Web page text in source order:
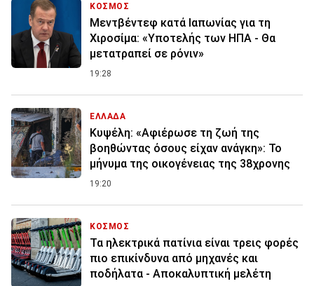
ΚΟΣΜΟΣ
Μεντβέντεφ κατά Ιαπωνίας για τη
Χιροσίμα: «Υποτελής των ΗΠΑ - Θα
μετατραπεί σε ρόνιν»
19:28
ΕΛΛΑΔΑ
Κυψέλη: «Αφιέρωσε τη ζωή της
βοηθώντας όσους είχαν ανάγκη»: Το
μήνυμα της οικογένειας της 38χρονης
19:20
ΚΟΣΜΟΣ
Τα ηλεκτρικά πατίνια είναι τρεις φορές
πιο επικίνδυνα από μηχανές και
ποδήλατα - Αποκαλυπτική μελέτη